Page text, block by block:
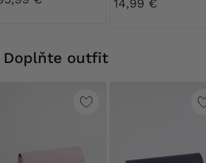
Doplňte outfit